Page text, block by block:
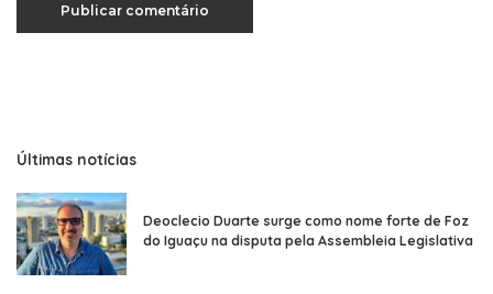
Últimas notícias
Deoclecio Duarte surge como nome forte de Foz
do Iguaçu na disputa pela Assembleia Legislativa